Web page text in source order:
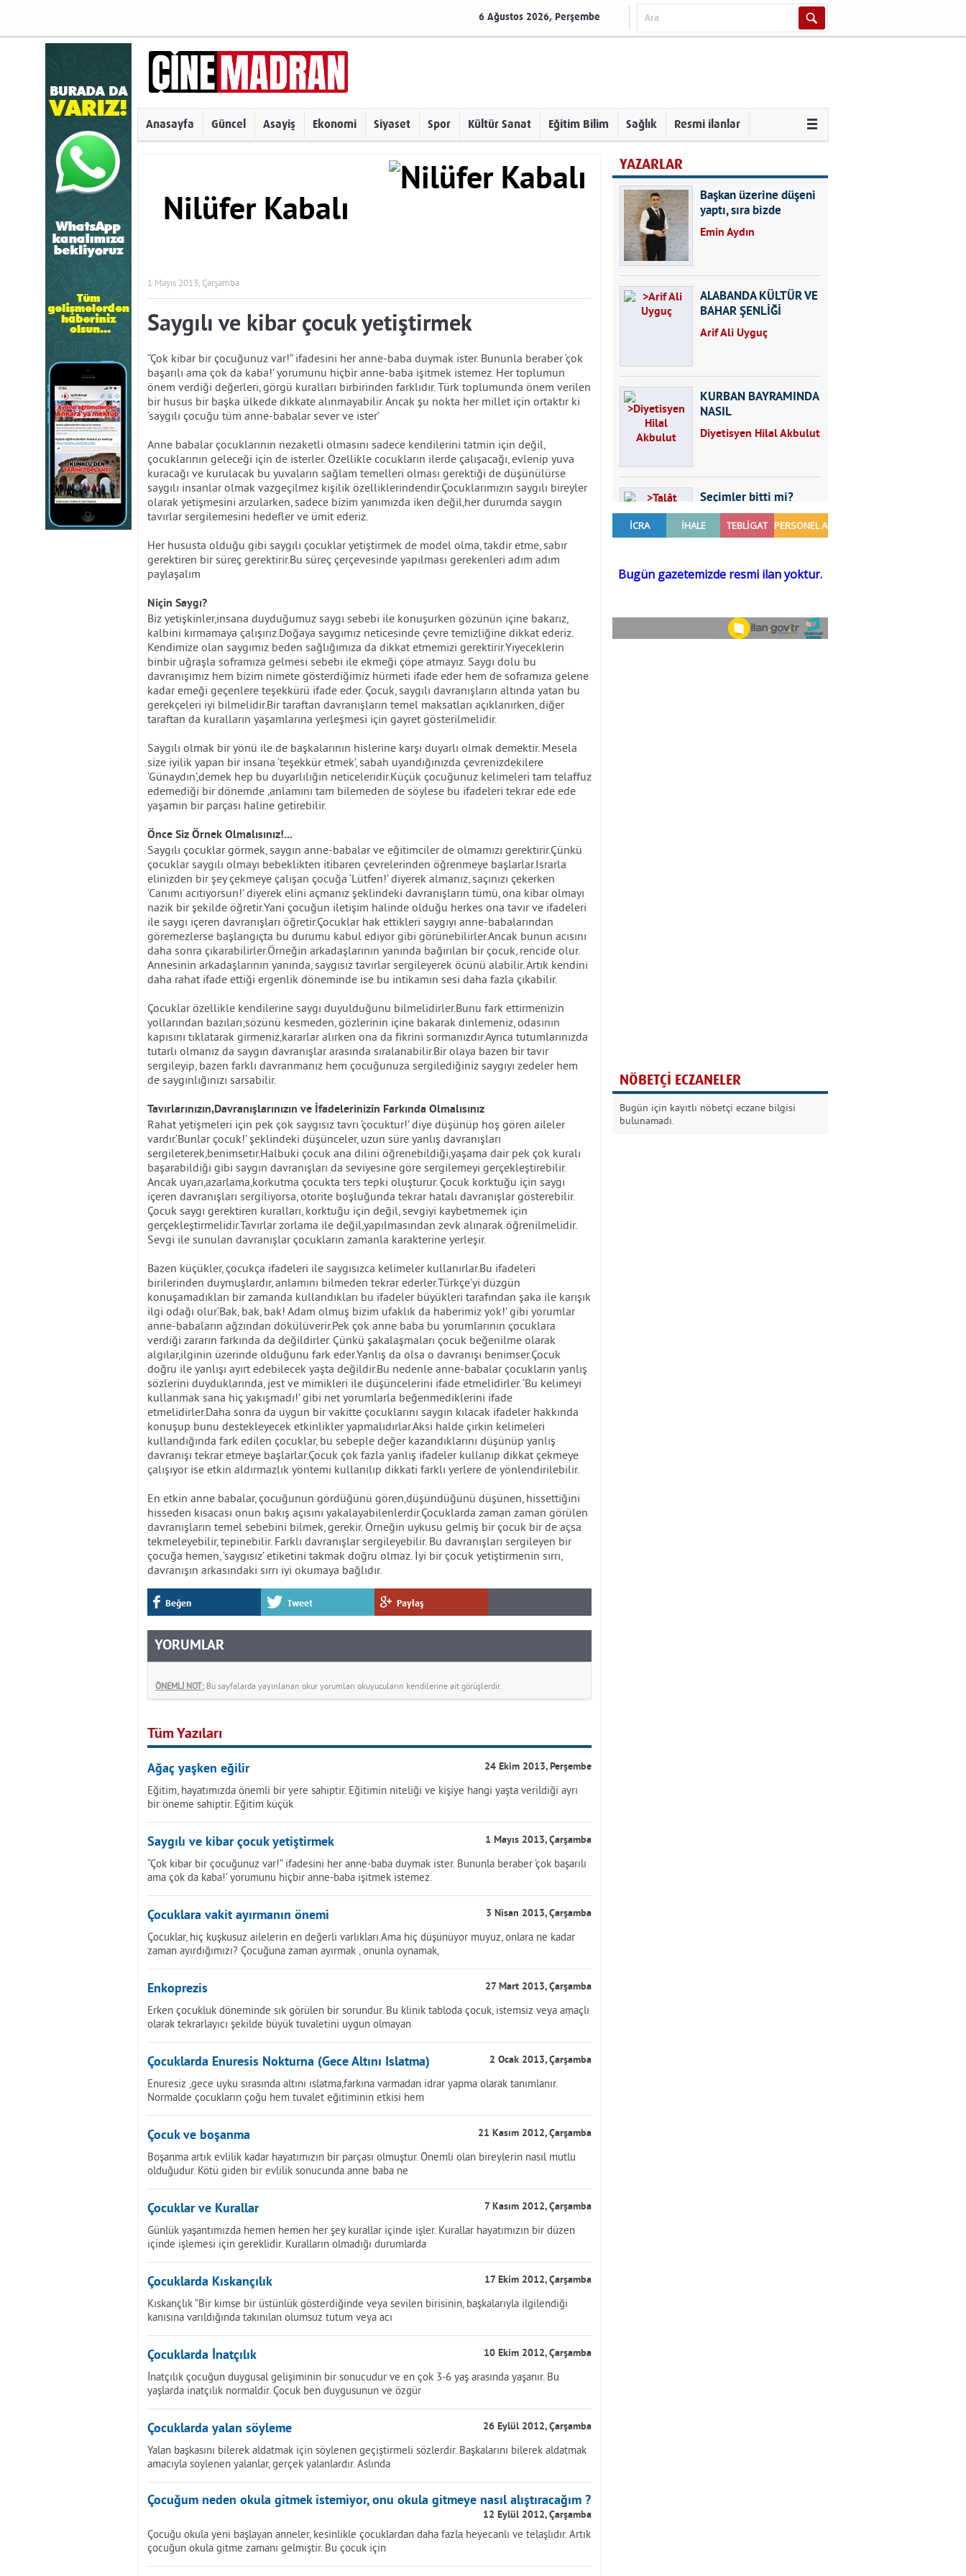
6 Ağustos 2026, Perşembe
Anasayfa Güncel Asayiş Ekonomi Siyaset Spor Kültür Sanat Eğitim Bilim Sağlık Resmi ilanlar
Nilüfer Kabalı
1 Mayıs 2013, Çarşamba
Saygılı ve kibar çocuk yetiştirmek
“Çok kibar bir çocuğunuz var!” ifadesini her anne-baba duymak ister. Bununla beraber ‘çok
başarılı ama çok da kaba!’ yorumunu hiçbir anne-baba işitmek istemez. Her toplumun
önem verdiği değerleri, görgü kuralları birbirinden farklıdır. Türk toplumunda önem verilen
bir husus bir başka ülkede dikkate alınmayabilir. Ancak şu nokta her millet için ortaktır ki
‘saygılı çocuğu tüm anne-babalar sever ve ister’
Anne babalar çocuklarının nezaketli olmasını sadece kendilerini tatmin için değil,
çocuklarının geleceği için de isterler. Özellikle cocukların ilerde çalışacağı, evlenip yuva
kuracağı ve kurulacak bu yuvaların sağlam temelleri olması gerektiği de düşünülürse
saygılı insanlar olmak vazgeçilmez kişilik özelliklerindendir.Çocuklarımızın saygılı bireyler
olarak yetişmesini arzularken, sadece bizim yanımızda iken değil,her durumda saygın
tavırlar sergilemesini hedefler ve ümit ederiz.
Her hususta olduğu gibi saygılı çocuklar yetiştirmek de model olma, takdir etme, sabır
gerektiren bir süreç gerektirir.Bu süreç çerçevesinde yapılması gerekenleri adım adım
paylaşalım
Niçin Saygı?
Biz yetişkinler,insana duyduğumuz saygı sebebi ile konuşurken gözünün içine bakarız,
kalbini kırmamaya çalışırız.Doğaya saygımız neticesinde çevre temizliğine dikkat ederiz.
Kendimize olan saygımız beden sağlığımıza da dikkat etmemizi gerektirir.Yiyeceklerin
binbir uğraşla soframıza gelmesi sebebi ile ekmeği çöpe atmayız. Saygı dolu bu
davranışımız hem bizim nimete gösterdiğimiz hürmeti ifade eder hem de soframıza gelene
kadar emeği geçenlere teşekkürü ifade eder. Çocuk, saygılı davranışların altında yatan bu
gerekçeleri iyi bilmelidir.Bir taraftan davranışların temel maksatları açıklanırken, diğer
taraftan da kuralların yaşamlarına yerleşmesi için gayret gösterilmelidir.
Saygılı olmak bir yönü ile de başkalarının hislerine karşı duyarlı olmak demektir. Mesela
size iyilik yapan bir insana ‘teşekkür etmek’, sabah uyandığınızda çevrenizdekilere
‘Günaydın’,demek hep bu duyarlılığın neticeleridir.Küçük çocuğunuz kelimeleri tam telaffuz
edemediği bir dönemde ,anlamını tam bilemeden de söylese bu ifadeleri tekrar ede ede
yaşamın bir parçası haline getirebilir.
Önce Siz Örnek Olmalısınız!...
Saygılı çocuklar görmek, saygın anne-babalar ve eğitimciler de olmamızı gerektirir.Çünkü
çocuklar saygılı olmayı bebeklikten itibaren çevrelerinden öğrenmeye başlarlar.Israrla
elinizden bir şey çekmeye çalışan çocuğa ‘Lütfen!’ diyerek almanız, saçınızı çekerken
‘Canımı acıtıyorsun!’ diyerek elini açmanız şeklindeki davranışların tümü, ona kibar olmayı
nazik bir şekilde öğretir.Yani çocuğun iletişim halinde olduğu herkes ona tavır ve ifadeleri
ile saygı içeren davranışları öğretir.Çocuklar hak ettikleri saygıyı anne-babalarından
göremezlerse başlangıçta bu durumu kabul ediyor gibi görünebilirler.Ancak bunun acısını
daha sonra çıkarabilirler.Örneğin arkadaşlarının yanında bağırılan bir çocuk, rencide olur.
Annesinin arkadaşlarının yanında, saygısız tavırlar sergileyerek öcünü alabilir. Artık kendini
daha rahat ifade ettiği ergenlik döneminde ise bu intikamın sesi daha fazla çıkabilir.
Çocuklar özellikle kendilerine saygı duyulduğunu bilmelidirler.Bunu fark ettirmenizin
yollarından bazıları;sözünü kesmeden, gözlerinin içine bakarak dinlemeniz, odasının
kapısını tıklatarak girmeniz,kararlar alırken ona da fikrini sormanızdır.Ayrıca tutumlarınızda
tutarlı olmanız da saygın davranışlar arasında sıralanabilir.Bir olaya bazen bir tavır
sergileyip, bazen farklı davranmanız hem çocuğunuza sergilediğiniz saygıyı zedeler hem
de saygınlığınızı sarsabilir.
Tavırlarınızın,Davranışlarınızın ve İfadelerinizin Farkında Olmalısınız
Rahat yetişmeleri için pek çok saygısız tavrı ‘çocuktur!’ diye düşünüp hoş gören aileler
vardır.‘Bunlar çocuk!’ şeklindeki düşünceler, uzun süre yanlış davranışları
sergileterek,benimsetir.Halbuki çocuk ana dilini öğrenebildiği,yaşama dair pek çok kuralı
başarabildiği gibi saygın davranışları da seviyesine göre sergilemeyi gerçekleştirebilir.
Ancak uyarı,azarlama,korkutma çocukta ters tepki oluşturur. Çocuk korktuğu için saygı
içeren davranışları sergiliyorsa, otorite boşluğunda tekrar hatalı davranışlar gösterebilir.
Çocuk saygı gerektiren kuralları, korktuğu için değil, sevgiyi kaybetmemek için
gerçekleştirmelidir.Tavırlar zorlama ile değil,yapılmasından zevk alınarak öğrenilmelidir.
Sevgi ile sunulan davranışlar çocukların zamanla karakterine yerleşir.
Bazen küçükler, çocukça ifadeleri ile saygısızca kelimeler kullanırlar.Bu ifadeleri
birilerinden duymuşlardır, anlamını bilmeden tekrar ederler.Türkçe’yi düzgün
konuşamadıkları bir zamanda kullandıkları bu ifadeler büyükleri tarafından şaka ile karışık
ilgi odağı olur.‘Bak, bak, bak! Adam olmuş bizim ufaklık da haberimiz yok!’ gibi yorumlar
anne-babaların ağzından dökülüverir.Pek çok anne baba bu yorumlarının çocuklara
verdiği zararın farkında da değildirler. Çünkü şakalaşmaları çocuk beğenilme olarak
algılar,ilginin üzerinde olduğunu fark eder.Yanlış da olsa o davranışı benimser.Çocuk
doğru ile yanlışı ayırt edebilecek yaşta değildir.Bu nedenle anne-babalar çocukların yanlış
sözlerini duyduklarında, jest ve mimikleri ile düşüncelerini ifade etmelidirler. ‘Bu kelimeyi
kullanmak sana hiç yakışmadı!’ gibi net yorumlarla beğenmediklerini ifade
etmelidirler.Daha sonra da uygun bir vakitte çocuklarını saygın kılacak ifadeler hakkında
konuşup bunu destekleyecek etkinlikler yapmalıdırlar.Aksi halde çirkin kelimeleri
kullandığında fark edilen çocuklar, bu sebeple değer kazandıklarını düşünüp yanlış
davranışı tekrar etmeye başlarlar.Çocuk çok fazla yanlış ifadeler kullanıp dikkat çekmeye
çalışıyor ise etkin aldırmazlık yöntemi kullanılıp dikkati farklı yerlere de yönlendirilebilir.
En etkin anne babalar, çocuğunun gördüğünü gören,düşündüğünü düşünen, hissettiğini
hisseden kısacası onun bakış açısını yakalayabilenlerdir.Çocuklarda zaman zaman görülen
davranışların temel sebebini bilmek, gerekir. Örneğin uykusu gelmiş bir çocuk bir de açsa
tekmeleyebilir, tepinebilir. Farklı davranışlar sergileyebilir. Bu davranışları sergileyen bir
çocuğa hemen, ‘saygısız’ etiketini takmak doğru olmaz. İyi bir çocuk yetiştirmenin sırrı,
davranışın arkasındaki sırrı iyi okumaya bağlıdır.
Beğen Tweet Paylaş
YORUMLAR
ÖNEMLİ NOT: Bu sayfalarda yayınlanan okur yorumları okuyucuların kendilerine ait görüşlerdir.
Tüm Yazıları
Ağaç yaşken eğilir 24 Ekim 2013, Perşembe
Eğitim, hayatımızda önemli bir yere sahiptir. Eğitimin niteliği ve kişiye hangi yaşta verildiği ayrı
bir öneme sahiptir. Eğitim küçük
Saygılı ve kibar çocuk yetiştirmek 1 Mayıs 2013, Çarşamba
“Çok kibar bir çocuğunuz var!” ifadesini her anne-baba duymak ister. Bununla beraber ‘çok başarılı
ama çok da kaba!’ yorumunu hiçbir anne-baba işitmek istemez.
Çocuklara vakit ayırmanın önemi 3 Nisan 2013, Çarşamba
Çocuklar, hiç kuşkusuz ailelerin en değerli varlıkları.Ama hiç düşünüyor muyuz, onlara ne kadar
zaman ayırdığımızı? Çocuğuna zaman ayırmak , onunla oynamak,
Enkoprezis 27 Mart 2013, Çarşamba
Erken çocukluk döneminde sık görülen bir sorundur. Bu klinik tabloda çocuk, istemsiz veya amaçlı
olarak tekrarlayıcı şekilde büyük tuvaletini uygun olmayan
Çocuklarda Enuresis Nokturna (Gece Altını Islatma) 2 Ocak 2013, Çarşamba
Enuresiz ,gece uyku sırasında altını ıslatma,farkına varmadan idrar yapma olarak tanımlanır.
Normalde çocukların çoğu hem tuvalet eğitiminin etkisi hem
Çocuk ve boşanma 21 Kasım 2012, Çarşamba
Boşanma artık evlilik kadar hayatımızın bir parçası olmuştur. Önemli olan bireylerin nasıl mutlu
olduğudur. Kötü giden bir evlilik sonucunda anne baba ne
Çocuklar ve Kurallar 7 Kasım 2012, Çarşamba
Günlük yaşantımızda hemen hemen her şey kurallar içinde işler. Kurallar hayatımızın bir düzen
içinde işlemesi için gereklidir. Kuralların olmadığı durumlarda
Çocuklarda Kıskançılık 17 Ekim 2012, Çarşamba
Kıskançlık ”Bir kimse bir üstünlük gösterdiğinde veya sevilen birisinin, başkalarıyla ilgilendiği
kanısına varıldığında takınılan olumsuz tutum veya acı
Çocuklarda İnatçılık 10 Ekim 2012, Çarşamba
İnatçılık çocuğun duygusal gelişiminin bir sonucudur ve en çok 3-6 yaş arasında yaşanır. Bu
yaşlarda inatçılık normaldir. Çocuk ben duygusunun ve özgür
Çocuklarda yalan söyleme 26 Eylül 2012, Çarşamba
Yalan başkasını bilerek aldatmak için söylenen geçiştirmeli sözlerdir. Başkalarını bilerek aldatmak
amacıyla söylenen yalanlar, gerçek yalanlardır. Aslında
Çocuğum neden okula gitmek istemiyor, onu okula gitmeye nasıl alıştıracağım ?
12 Eylül 2012, Çarşamba
Çocuğu okula yeni başlayan anneler, kesinlikle çocuklardan daha fazla heyecanlı ve telaşlıdır. Artık
çocuğun okula gitme zamanı gelmiştir. Bu çocuk için
YAZARLAR
Başkan üzerine düşeni
yaptı, sıra bizde
Emin Aydın
ALABANDA KÜLTÜR VE
BAHAR ŞENLİĞİ
Arif Ali Uyguç
KURBAN BAYRAMINDA
NASIL
BESLENMELİYİZ?
Diyetisyen Hilal Akbulut
Seçimler bitti mi?
Talât Yörük
Sezgin MADRAN
Kurban Bayramında
Dikkat!
NÖBETÇİ ECZANELER
Bugün için kayıtlı nöbetçi eczane bilgisi
bulunamadı.